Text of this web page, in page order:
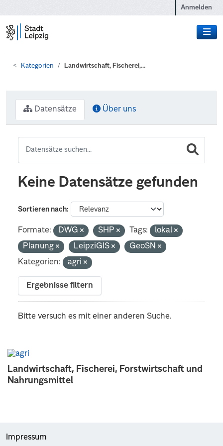
Anmelden
Kategorien Landwirtschaft, Fischerei,...
Landwirtschaft, Fischerei, Forstwirtschaft und
Nahrungsmittel
Datensätze Über uns
Keine Datensätze gefunden
Sortieren nach
Formate: DWG SHP Tags:
lokal
Planung
LeipziGIS
GeoSN
Kategorien:
agri
Ergebnisse filtern
Bitte versuch es mit einer anderen Suche.
Impressum